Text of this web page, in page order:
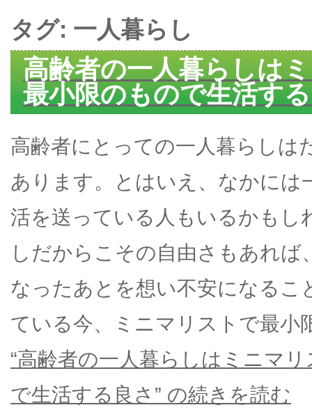
タグ: 一人暮らし
高齢者の一人暮らしは
最小限のもので生活す
高齢者にとっての一人暮らしは
あります。とはいえ、なかには
活を送っている人もいるかもし
しだからこその自由さもあれば
なったあとを想い不安になるこ
ている今、ミニマリストで最小
“高齢者の一人暮らしはミニマ
で生活する良さ” の続きを読む